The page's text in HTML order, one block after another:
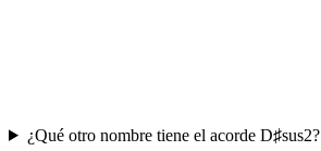
¿Qué otro nombre tiene el acorde D♯sus2?